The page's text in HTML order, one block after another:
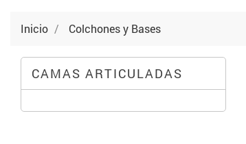
Inicio Colchones y Bases
CAMAS ARTICULADAS